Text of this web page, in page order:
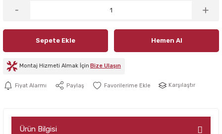
Sepete Ekle Hemen Al
Montaj Hizmeti Almak İçin Bize Ulaşın
Fiyat Alarmı Paylaş Karşılaştır
Ürün Bilgisi